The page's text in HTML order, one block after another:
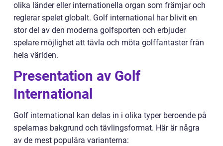
olika länder eller internationella organ som främjar och
reglerar spelet globalt. Golf international har blivit en
stor del av den moderna golfsporten och erbjuder
spelare möjlighet att tävla och möta golffantaster från
hela världen.
Presentation av Golf
International
Golf international kan delas in i olika typer beroende på
spelarnas bakgrund och tävlingsformat. Här är några
av de mest populära varianterna: